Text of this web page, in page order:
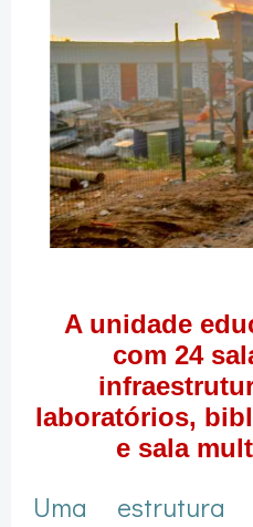
A unidade
com 24
laboratórios,
e sala
Uma estrutura